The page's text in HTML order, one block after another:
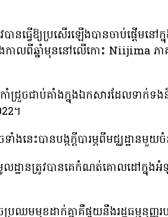
ធ្វើឱ្យប្រសើរឡើងបានចាប់ផ្តើមនៅក្នុ
កាលពីឆ្នាំមុននៅលើកោះ Niijima ភា
កាំជ្រួច​ជាប់​គាំង​ក្នុង​ឯកសារ​ដែល​ទាក់
។
ង​នេះ​បាន​បង្ក​ក្តី​បារម្ភ​ពី​មជ្ឈដ្ឋាន​មួយ​
ៃមូលដ្ឋានត្រូវបានគេកំណត់គោលដៅក្នុង
ប្រឈមមុខដាក់គ្នាគឺផ្ទុយនឹងរដ្ឋធម្មនុញ្